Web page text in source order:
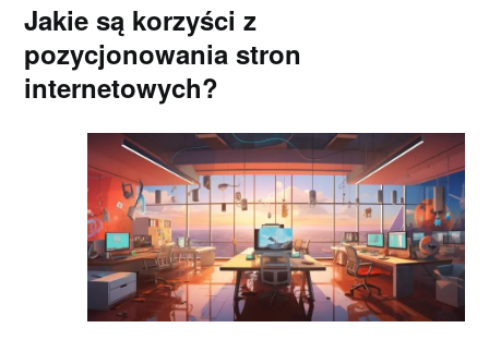
Jakie są korzyści z
pozycjonowania stron
internetowych?